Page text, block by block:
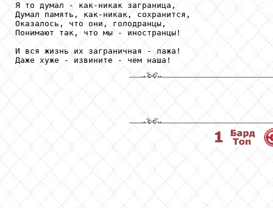
Я то думал - как-никак заграница,
Думал память, как-никак, сохранится,
Оказалось, что они, голодранцы,
Понимают так, что мы - иностранцы!
И вся жизнь их заграничная - лажа!
Даже хуже - извините - чем наша!